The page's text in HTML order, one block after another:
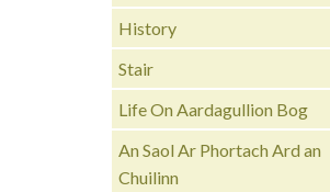
History
Stair
Life On Aardagullion Bog
An Saol Ar Phortach Ard an
Chuilinn